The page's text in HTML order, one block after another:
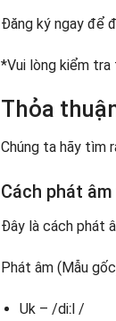
Đăng ký ngay để
*Vui lòng kiểm
Thỏa
Chúng ta hãy tìm
Cách phát
Đây là cách phát
Phát âm (Mẫu
Uk – /diːl /